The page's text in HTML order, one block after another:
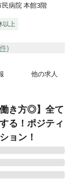
病院 本館3階
以上
件)
他の求人
き方◎】全て
る！ポジティ
ョン！